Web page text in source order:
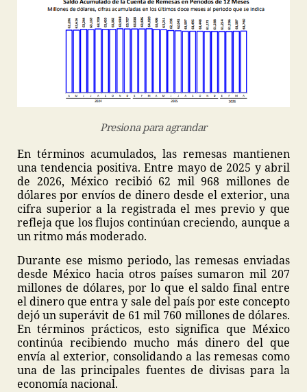
Presiona para agrandar
En términos acumulados, las remesas mantienen
una tendencia positiva. Entre mayo de 2025 y abril
de 2026, México recibió 62 mil 968 millones de
dólares por envíos de dinero desde el exterior, una
cifra superior a la registrada el mes previo y que
refleja que los flujos continúan creciendo, aunque a
un ritmo más moderado.
Durante ese mismo periodo, las remesas enviadas
desde México hacia otros países sumaron mil 207
millones de dólares, por lo que el saldo final entre
el dinero que entra y sale del país por este concepto
dejó un superávit de 61 mil 760 millones de dólares.
En términos prácticos, esto significa que México
continúa recibiendo mucho más dinero del que
envía al exterior, consolidando a las remesas como
una de las principales fuentes de divisas para la
economía nacional.